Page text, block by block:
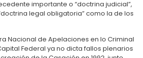
importante o “doctrina judicial”,
legal obligatoria” como la de los
Nacional de Apelaciones en lo Criminal
Federal ya no dicta fallos plenarios